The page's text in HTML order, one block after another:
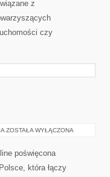
z
czy
TECHNOLOGIE
ZOSTAŁA WYŁĄCZONA
poświęcona
która łączy